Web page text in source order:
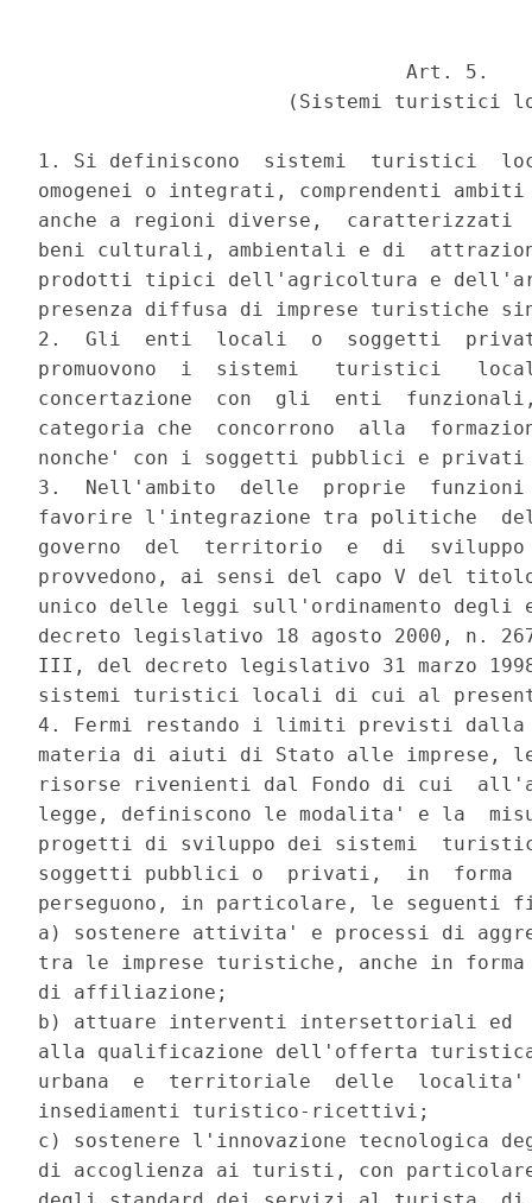
                               Art. 5.
(Sistemi turistici
1. Si definiscono  sistemi  turistici
omogenei o integrati, comprendenti
anche a regioni diverse,
beni culturali, ambientali e di
prodotti tipici dell'agricoltura e
presenza diffusa di imprese turistiche
2.  Gli  enti  locali  o  soggetti
promuovono  i  sistemi   turistici
concertazione  con  gli  enti
categoria che  concorrono  alla
nonche' con i soggetti pubblici e
3.  Nell'ambito  delle  proprie  funzioni
favorire l'integrazione tra politiche
governo  del  territorio  e  di
provvedono, ai sensi del capo V del
unico delle leggi sull'ordinamento
decreto legislativo 18 agosto 2000, n.
III, del decreto legislativo 31 marzo
sistemi turistici locali di cui al
4. Fermi restando i limiti previsti
materia di aiuti di Stato alle
risorse rivenienti dal Fondo di cui
legge, definiscono le modalita' e la
progetti di sviluppo dei sistemi
soggetti pubblici o  privati,  in  forma
perseguono, in particolare, le
a) sostenere attivita' e processi di
tra le imprese turistiche, anche in
di affiliazione;
b) attuare interventi intersettoriali ed
alla qualificazione dell'offerta
urbana  e  territoriale  delle
insediamenti turistico-ricettivi;
c) sostenere l'innovazione tecnologica
di accoglienza ai turisti, con